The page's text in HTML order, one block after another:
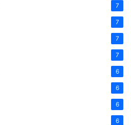
7
7
7
7
6
6
6
6